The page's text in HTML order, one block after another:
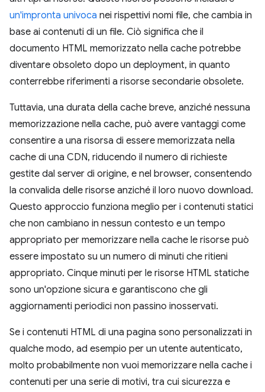
un'impronta univoca nei rispettivi nomi file, che cambia in
base ai contenuti di un file. Ciò significa che il
documento HTML memorizzato nella cache potrebbe
diventare obsoleto dopo un deployment, in quanto
conterrebbe riferimenti a risorse secondarie obsolete.
Tuttavia, una durata della cache breve, anziché nessuna
memorizzazione nella cache, può avere vantaggi come
consentire a una risorsa di essere memorizzata nella
cache di una CDN, riducendo il numero di richieste
gestite dal server di origine, e nel browser, consentendo
la convalida delle risorse anziché il loro nuovo download.
Questo approccio funziona meglio per i contenuti statici
che non cambiano in nessun contesto e un tempo
appropriato per memorizzare nella cache le risorse può
essere impostato su un numero di minuti che ritieni
appropriato. Cinque minuti per le risorse HTML statiche
sono un'opzione sicura e garantiscono che gli
aggiornamenti periodici non passino inosservati.
Se i contenuti HTML di una pagina sono personalizzati in
qualche modo, ad esempio per un utente autenticato,
molto probabilmente non vuoi memorizzare nella cache i
contenuti per una serie di motivi, tra cui sicurezza e